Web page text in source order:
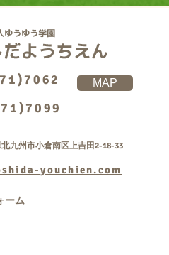
MAP
九州市小倉南区上吉田2-18-33
youchien.com
ーム